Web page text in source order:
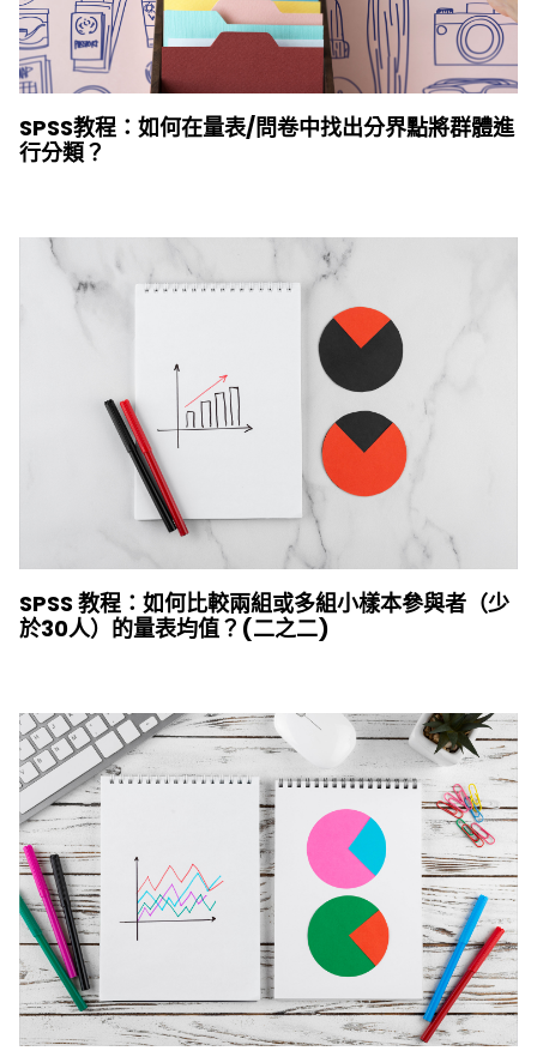
SPSS教程：如何在量表/問卷中找出分界點將群體進
行分類？
SPSS 教程：如何比較兩組或多組小樣本參與者（少
於30人）的量表均值？(二之二)